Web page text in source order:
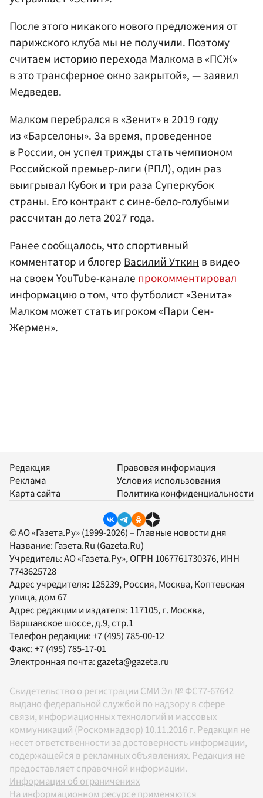
После этого никакого нового предложения от
парижского клуба мы не получили. Поэтому
считаем историю перехода Малкома в «ПСЖ»
в это трансферное окно закрытой», — заявил
Медведев.
Малком перебрался в «Зенит» в 2019 году
из «Барселоны». За время, проведенное
вРоссии, он успел трижды стать чемпионом
Российской премьер-лиги (РПЛ), один раз
выигрывал Кубок и три раза Суперкубок
страны. Его контракт с сине-бело-голубыми
рассчитан до лета 2027 года.
Ранее сообщалось, что спортивный
комментатор и блогерВасилий Уткинв видео
на своем YouTube-каналепрокомментировал
информацию о том, что футболист «Зенита»
Малком может стать игроком «Пари Сен-
Жермен».
Редакция
Реклама
Карта сайта
Правовая информация
Условия использования
Политика конфиденциальности
© АО «Газета.Ру» (1999-2026) – Главные новости дня
Название: Газета.Ru (Gazeta.Ru)
Учредитель:АО «Газета.Ру», ОГРН 1067761730376, ИНН
7743625728
Адрес учредителя: 125239, Россия, Москва, Коптевская
улица, дом 67
Адрес редакции и издателя: 117105, г. Москва,
Варшавское шоссе, д.9, стр.1
Телефон редакции:+7 (495) 785-00-12
Факс:+7 (495) 785-17-01
Электронная почта: gazeta@gazeta.ru
Свидетельство о регистрации СМИ Эл № ФС77-67642
выдано федеральной службой по надзору в сфере
связи, информационных технологий и массовых
коммуникаций (Роскомнадзор) 10.11.2016 г. Редакция не
несет ответственности за достоверность информации,
содержащейся в рекламных объявлениях. Редакция не
предоставляет справочной информации.
Информация об ограничениях
На информационном ресурсе применяются